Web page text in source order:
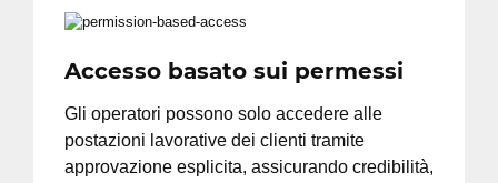
Accesso basato sui permessi
Gli operatori possono solo accedere alle
postazioni lavorative dei clienti tramite
approvazione esplicita, assicurando credibilità,